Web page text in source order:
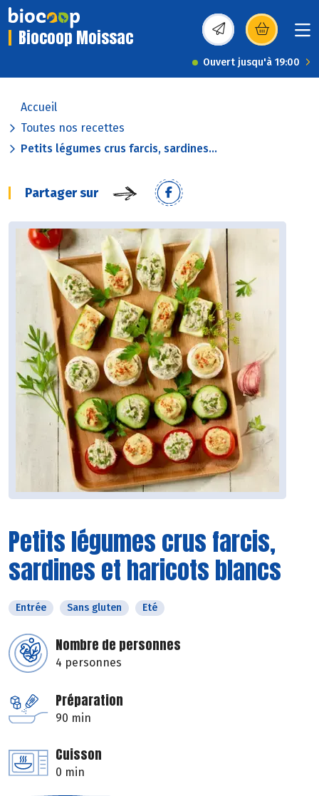
Biocoop Moissac (s’ouvre dans une
Ouvert jusqu'à 19:00
Accueil
Toutes nos recettes
Petits légumes crus farcis, sardines...
Partager sur
Petits légumes crus farcis,
sardines et haricots blancs
Entrée Sans gluten Eté
Nombre de personnes
4 personnes
Préparation
90 min
Cuisson
0 min